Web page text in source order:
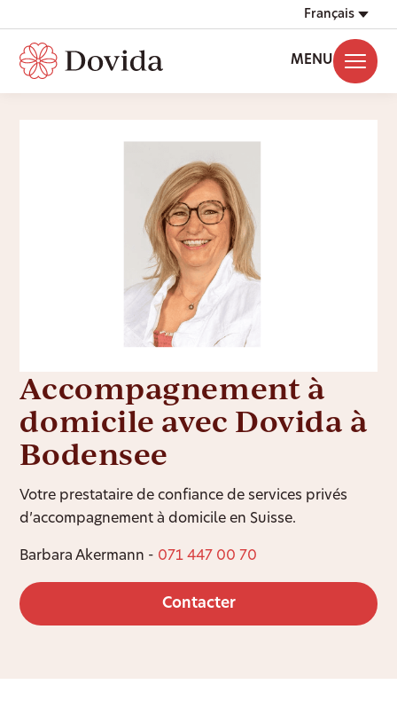
Français
MENU
Accompagnement à
domicile avec Dovida à
Bodensee
Votre prestataire de confiance de services privés
d’accompagnement à domicile en Suisse.
Barbara Akermann - 071 447 00 70
Contacter